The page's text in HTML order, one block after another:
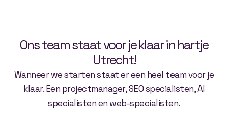
Ons team staat voor je klaar in hartje
Utrecht!
Wanneer we starten staat er een heel team voor je
klaar. Een projectmanager, SEO specialisten, AI
specialisten en web-specialisten.